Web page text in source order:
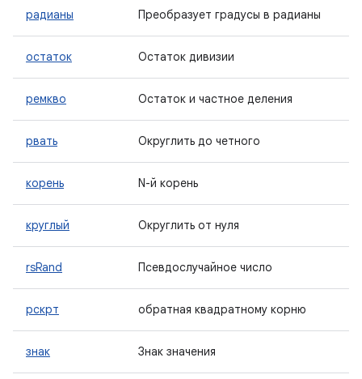
радианы Преобразует градусы в радианы
остаток Остаток дивизии
ремкво Остаток и частное деления
рвать Округлить до четного
корень N-й корень
круглый Округлить от нуля
rsRand Псевдослучайное число
рскрт обратная квадратному корню
знак Знак значения